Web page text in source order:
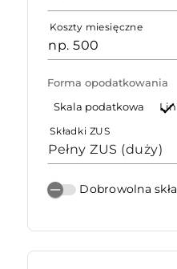
Koszty miesięczne
Forma opodatkowania
Skala podatkowa
Składki ZUS
Pełny ZUS (duży)
Dobrowolna